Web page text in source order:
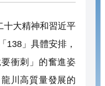
大精神和習近平
138」具體安排，
衝刺」的奮進姿
川高質量發展的